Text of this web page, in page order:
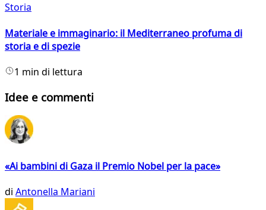
Storia
Materiale e immaginario: il Mediterraneo profuma di
storia e di spezie
1 min di lettura
Idee e commenti
«Ai bambini di Gaza il Premio Nobel per la pace»
di Antonella Mariani